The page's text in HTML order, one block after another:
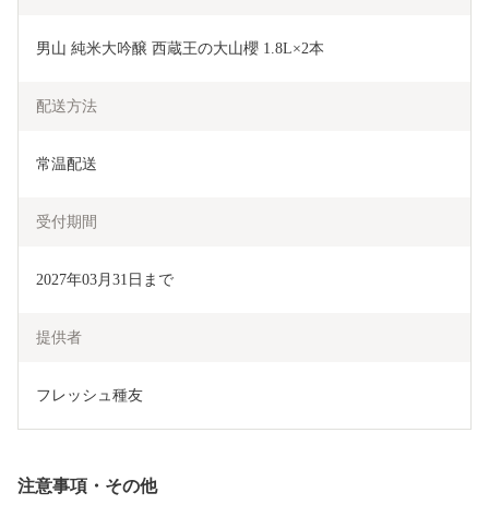
男山 純米大吟醸 西蔵王の大山櫻 1.8L×2本
配送方法
常温配送
受付期間
2027年03月31日まで
提供者
フレッシュ種友
注意事項・その他